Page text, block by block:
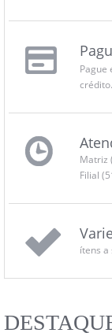
Pague
crédito.
Matriz
Filial
ítens a